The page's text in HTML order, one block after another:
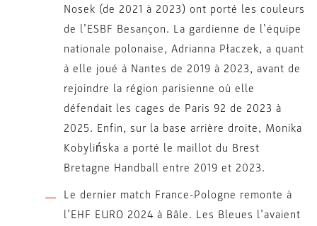
Nosek (de 2021 à 2023) ont porté les couleurs
de l’ESBF Besançon. La gardienne de l’équipe
nationale polonaise, Adrianna Płaczek, a quant
à elle joué à Nantes de 2019 à 2023, avant de
rejoindre la région parisienne où elle
défendait les cages de Paris 92 de 2023 à
2025. Enfin, sur la base arrière droite, Monika
Kobylińska a porté le maillot du Brest
Bretagne Handball entre 2019 et 2023.
Le dernier match France-Pologne remonte à
l’EHF EURO 2024 à Bâle. Les Bleues l’avaient